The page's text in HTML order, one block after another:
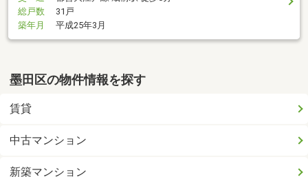
総戸数
31戸
築年月
平成25年3月
墨田区の物件情報を探す
賃貸
中古マンション
新築マンション